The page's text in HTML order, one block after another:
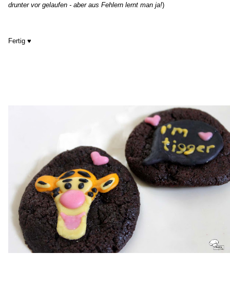
drunter vor gelaufen - aber aus Fehlern lernt man ja!)
Fertig ♥